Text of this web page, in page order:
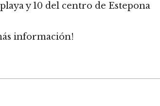
y 10 del centro de Estepona
información!